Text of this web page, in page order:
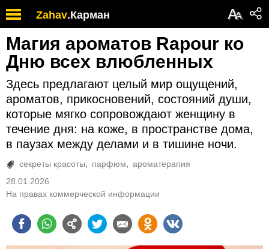
Zahav.Карман АА
Магия ароматов Rapour ко
Дню всех влюбленных
Здесь предлагают целый мир ощущений,
ароматов, прикосновений, состояний души,
которые мягко сопровождают женщину в
течение дня: на коже, в пространстве дома,
в паузах между делами и в тишине ночи.
секреты красоты парфюм
ароматерапия
28.01.2026
На правах коммерческой информации